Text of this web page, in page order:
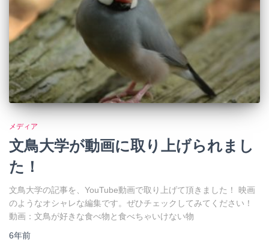
メディア
文鳥大学が動画に取り上げられまし
た！
文鳥大学の記事を、YouTube動画で取り上げて頂きました！ 映画
のようなオシャレな編集です。ぜひチェックしてみてください！
動画：文鳥が好きな食べ物と食べちゃいけない物
6年前